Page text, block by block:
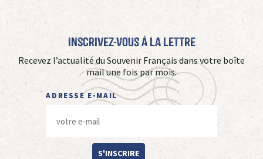
Inscrivez-vous à La Lettre
Recevez l’actualité du Souvenir Français dans votre boîte
mail une fois par mois.
ADRESSE E-MAIL
S'INSCRIRE